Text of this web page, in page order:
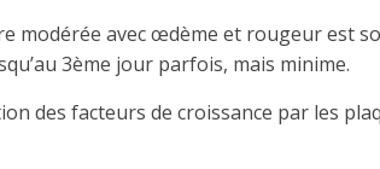
modérée avec œdème et rougeur est
3ème jour parfois, mais minime.
des facteurs de croissance par les